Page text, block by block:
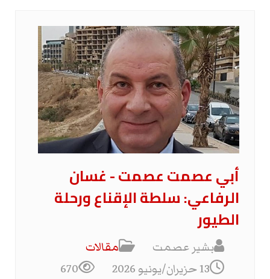
أبي عصمت عصمت - غسان
الرفاعي: سلطة الإقناع ورحلة
الطيور
بشير عصمت
مقالات
13 حزيران/يونيو 2026
670